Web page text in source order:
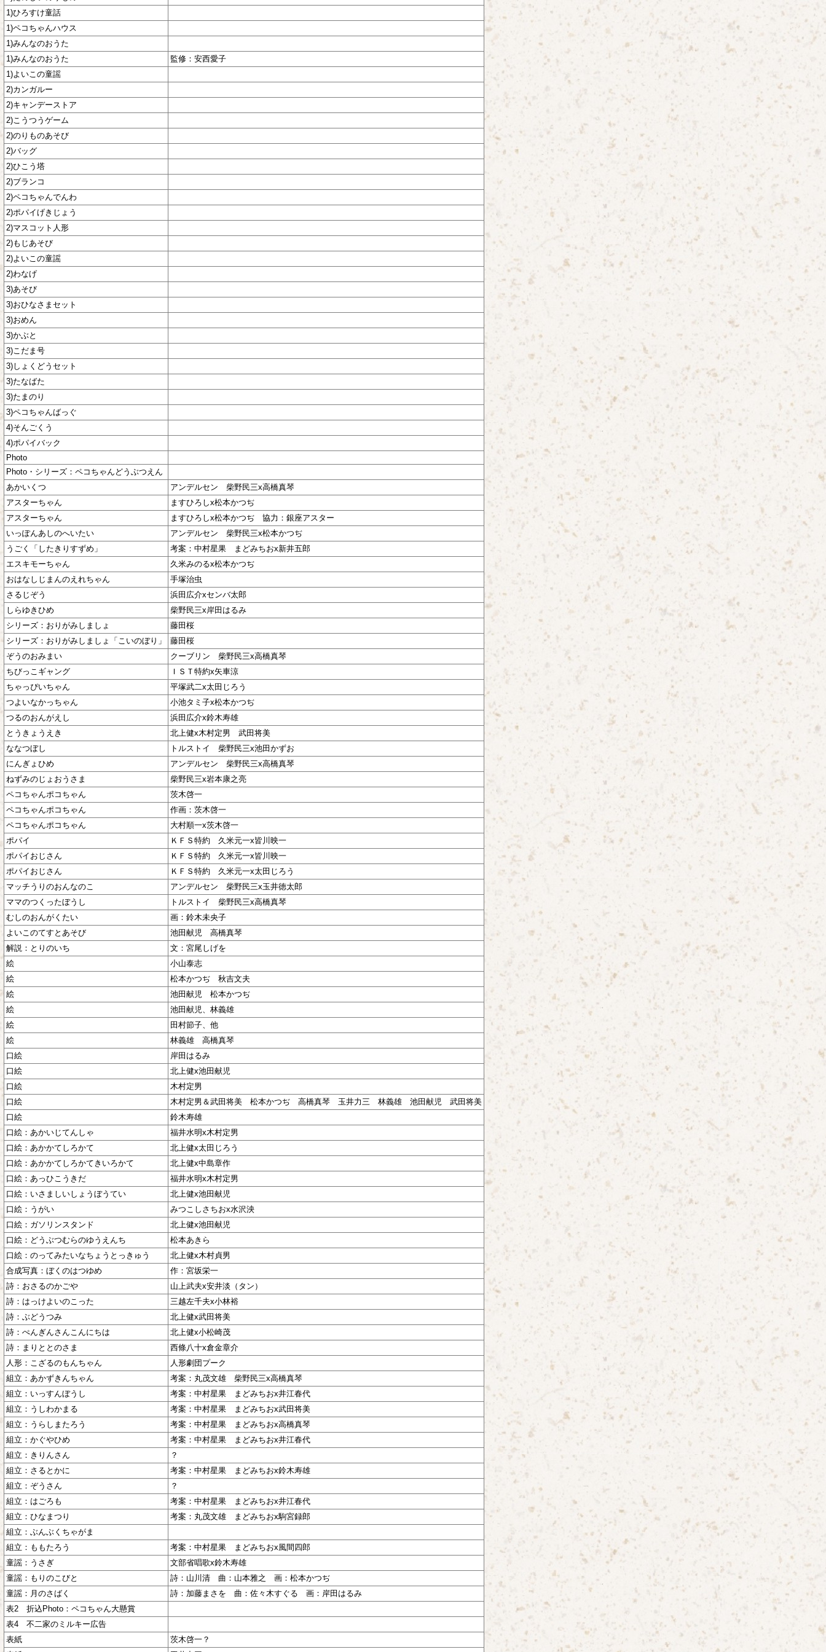
1)ひろすけ童話
1)ペコちゃんハウス
1)みんなのおうた
1)みんなのおうた
監修：安西愛子
1)よいこの童謡
2)カンガルー
2)キャンデーストア
2)こうつうゲーム
2)のりものあそび
2)バッグ
2)ひこう塔
2)ブランコ
2)ペコちゃんでんわ
2)ポパイげきじょう
2)マスコット人形
2)もじあそび
2)よいこの童謡
2)わなげ
3)あそび
3)おひなさまセット
3)おめん
3)かぶと
3)こだま号
3)しょくどうセット
3)たなばた
3)たまのり
3)ペコちゃんばっぐ
4)そんごくう
4)ポパイバック
Photo
Photo・シリーズ：ペコちゃんどうぶつえん
あかいくつ
アンデルセン 柴野民三x高橋真琴
アスターちゃん
ますひろしx松本かつぢ
アスターちゃん
ますひろしx松本かつぢ 協力：銀座アスター
いっぽんあしのへいたい
アンデルセン 柴野民三x松本かつぢ
うごく「したきりすずめ」
考案：中村星果 まどみちおx新井五郎
エスキモーちゃん
久米みのるx松本かつぢ
おはなしじまんのえれちゃん
手塚治虫
さるじぞう
浜田広介xセンバ太郎
しらゆきひめ
柴野民三x岸田はるみ
シリーズ：おりがみしましょ
藤田桜
シリーズ：おりがみしましょ「こいのぼり」
藤田桜
ぞうのおみまい
クーブリン 柴野民三x高橋真琴
ちびっこギャング
ＩＳＴ特約x矢車涼
ちゃっぴいちゃん
平塚武二x太田じろう
つよいなかっちゃん
小池タミ子x松本かつぢ
つるのおんがえし
浜田広介x鈴木寿雄
とうきょうえき
北上健x木村定男 武田将美
ななつぼし
トルストイ 柴野民三x池田かずお
にんぎょひめ
アンデルセン 柴野民三x高橋真琴
ねずみのじょおうさま
柴野民三x岩本康之亮
ペコちゃんポコちゃん
茨木啓一
ペコちゃんポコちゃん
作画：茨木啓一
ペコちゃんポコちゃん
大村順一x茨木啓一
ポパイ
ＫＦＳ特約 久米元一x皆川映一
ポパイおじさん
ＫＦＳ特約 久米元一x皆川映一
ポパイおじさん
ＫＦＳ特約 久米元一x太田じろう
マッチうりのおんなのこ
アンデルセン 柴野民三x玉井徳太郎
ママのつくったぼうし
トルストイ 柴野民三x高橋真琴
むしのおんがくたい
画：鈴木未央子
よいこのてすとあそび
池田献児 高橋真琴
解説：とりのいち
文：宮尾しげを
絵
小山泰志
絵
松本かつぢ 秋吉文夫
絵
池田献児 松本かつぢ
絵
池田献児、林義雄
絵
田村節子、他
絵
林義雄 高橋真琴
口絵
岸田はるみ
口絵
北上健x池田献児
口絵
木村定男
口絵
木村定男＆武田将美 松本かつぢ 高橋真琴 玉井力三 林義雄 池田献児 武田将美
口絵
鈴木寿雄
口絵：あかいじてんしゃ
福井水明x木村定男
口絵：あかかてしろかて
北上健x太田じろう
口絵：あかかてしろかてきいろかて
北上健x中島章作
口絵：あっひこうきだ
福井水明x木村定男
口絵：いさましいしょうぼうてい
北上健x池田献児
口絵：うがい
みつこしさちおx水沢泱
口絵：ガソリンスタンド
北上健x池田献児
口絵：どうぶつむらのゆうえんち
松本あきら
口絵：のってみたいなちょうとっきゅう
北上健x木村貞男
合成写真：ぼくのはつゆめ
作：宮坂栄一
詩：おさるのかごや
山上武夫x安井淡（タン）
詩：はっけよいのこった
三越左千夫x小林裕
詩：ぶどうつみ
北上健x武田将美
詩：ぺんぎんさんこんにちは
北上健x小松崎茂
詩：まりととのさま
西條八十x倉金章介
人形：こざるのもんちゃん
人形劇団プーク
組立：あかずきんちゃん
考案：丸茂文雄 柴野民三x高橋真琴
組立：いっすんぼうし
考案：中村星果 まどみちおx井江春代
組立：うしわかまる
考案：中村星果 まどみちおx武田将美
組立：うらしまたろう
考案：中村星果 まどみちおx高橋真琴
組立：かぐやひめ
考案：中村星果 まどみちおx井江春代
組立：きりんさん
？
組立：さるとかに
考案：中村星果 まどみちおx鈴木寿雄
組立：ぞうさん
？
組立：はごろも
考案：中村星果 まどみちおx井江春代
組立：ひなまつり
考案：丸茂文雄 まどみちおx駒宮録郎
組立：ぶんぶくちゃがま
組立：ももたろう
考案：中村星果 まどみちおx風間四郎
童謡：うさぎ
文部省唱歌x鈴木寿雄
童謡：もりのこびと
詩：山川清 曲：山本雅之 画：松本かつぢ
童謡：月のさばく
詩：加藤まさを 曲：佐々木すぐる 画：岸田はるみ
表2 折込Photo：ペコちゃん大懸賞
表4 不二家のミルキー広告
表紙
茨木啓一？